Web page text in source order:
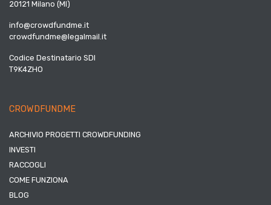
20121 Milano (MI)
info@crowdfundme.it
crowdfundme@legalmail.it
Codice Destinatario SDI
T9K4ZHO
CROWDFUNDME
ARCHIVIO PROGETTI CROWDFUNDING
INVESTI
RACCOGLI
COME FUNZIONA
BLOG